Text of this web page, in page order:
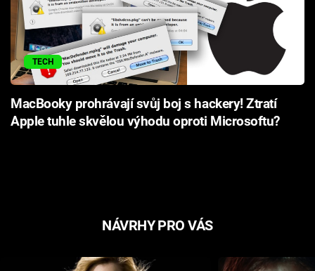
TECH
MacBooky prohrávají svůj boj s hackery! Ztratí
Apple tuhle skvělou výhodu oproti Microsoftu?
NÁVRHY PRO VÁS